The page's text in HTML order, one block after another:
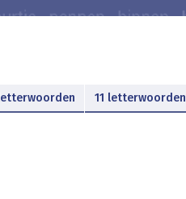
11 letterwoorden